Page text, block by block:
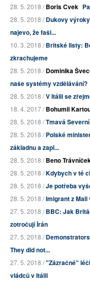
28. 5. 2018 /Boris Cvek
28. 5. 2018 /Dukovy
najevo, že faši...
10. 3. 2018 /Britské listy:
zkrachujeme
28. 5. 2018 /Dominika
naše systémy vzdělávání?
28. 5. 2018 /V Itálii se
18. 4. 2017 /Bohumil
28. 5. 2018 /Tmavá
28. 5. 2018 /Polské
základnu a zapl...
28. 5. 2018 /Beno
28. 5. 2018 /Kdybych v té
28. 5. 2018 /Je potřeba
28. 5. 2018 /Imigrant z
27. 5. 2018 /BBC: Jak
zotročují Írán
27. 5. 2018 /
They did not...
27. 5. 2018 /"Zázračné"
vládců v Itálii